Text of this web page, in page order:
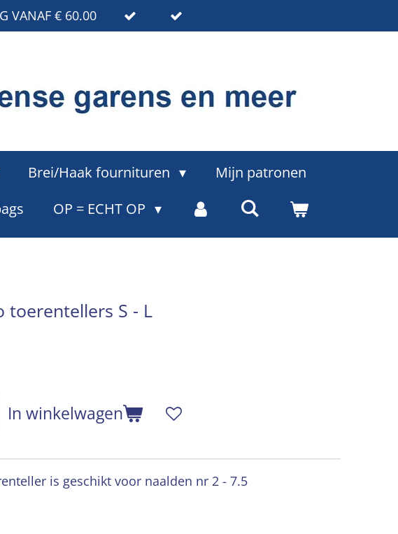
VANAF € 60.00
Brei/Haak fournituren
Mijn patronen
OP = ECHT OP
toerentellers S - L
In winkelwagen
is geschikt voor naalden nr 2 - 7.5